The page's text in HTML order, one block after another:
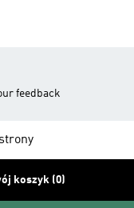
feedback
koszyk (0)